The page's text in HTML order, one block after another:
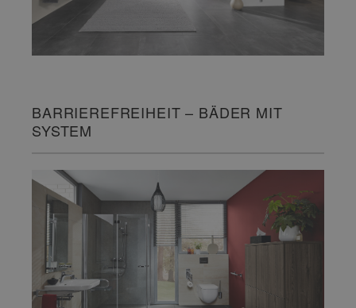
BARRIEREFREIHEIT – BÄDER MIT
SYSTEM